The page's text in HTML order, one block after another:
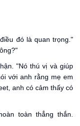
đó là quan trọng."
"Nó thú vị và giúp
với anh rằng mẹ em
anh có cảm thấy có
toàn thẳng thắn.